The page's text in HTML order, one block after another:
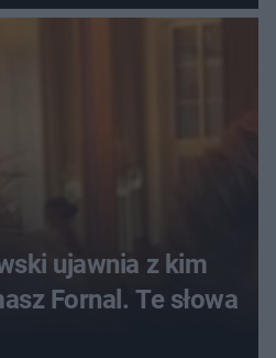
ujawnia z kim
Fornal. Te słowa